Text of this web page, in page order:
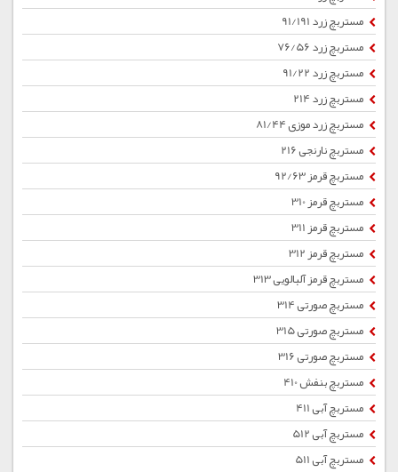
مستربچ زرد 91/191
مستربچ زرد 76/56
مستربچ زرد 91/22
مستربچ زرد 214
مستربچ زرد موزی 81/44
مستربچ نارنجی 216
مستربچ قرمز 92/63
مستربچ قرمز 310
مستربچ قرمز 311
مستربچ قرمز 312
مستربچ قرمز آلبالویی 313
مستربچ صورتی 314
مستربچ صورتی 315
مستربچ صورتی 316
مستربچ بنفش 410
مستربچ آبی 411
مستربچ آبی 512
مستربچ آبی 511